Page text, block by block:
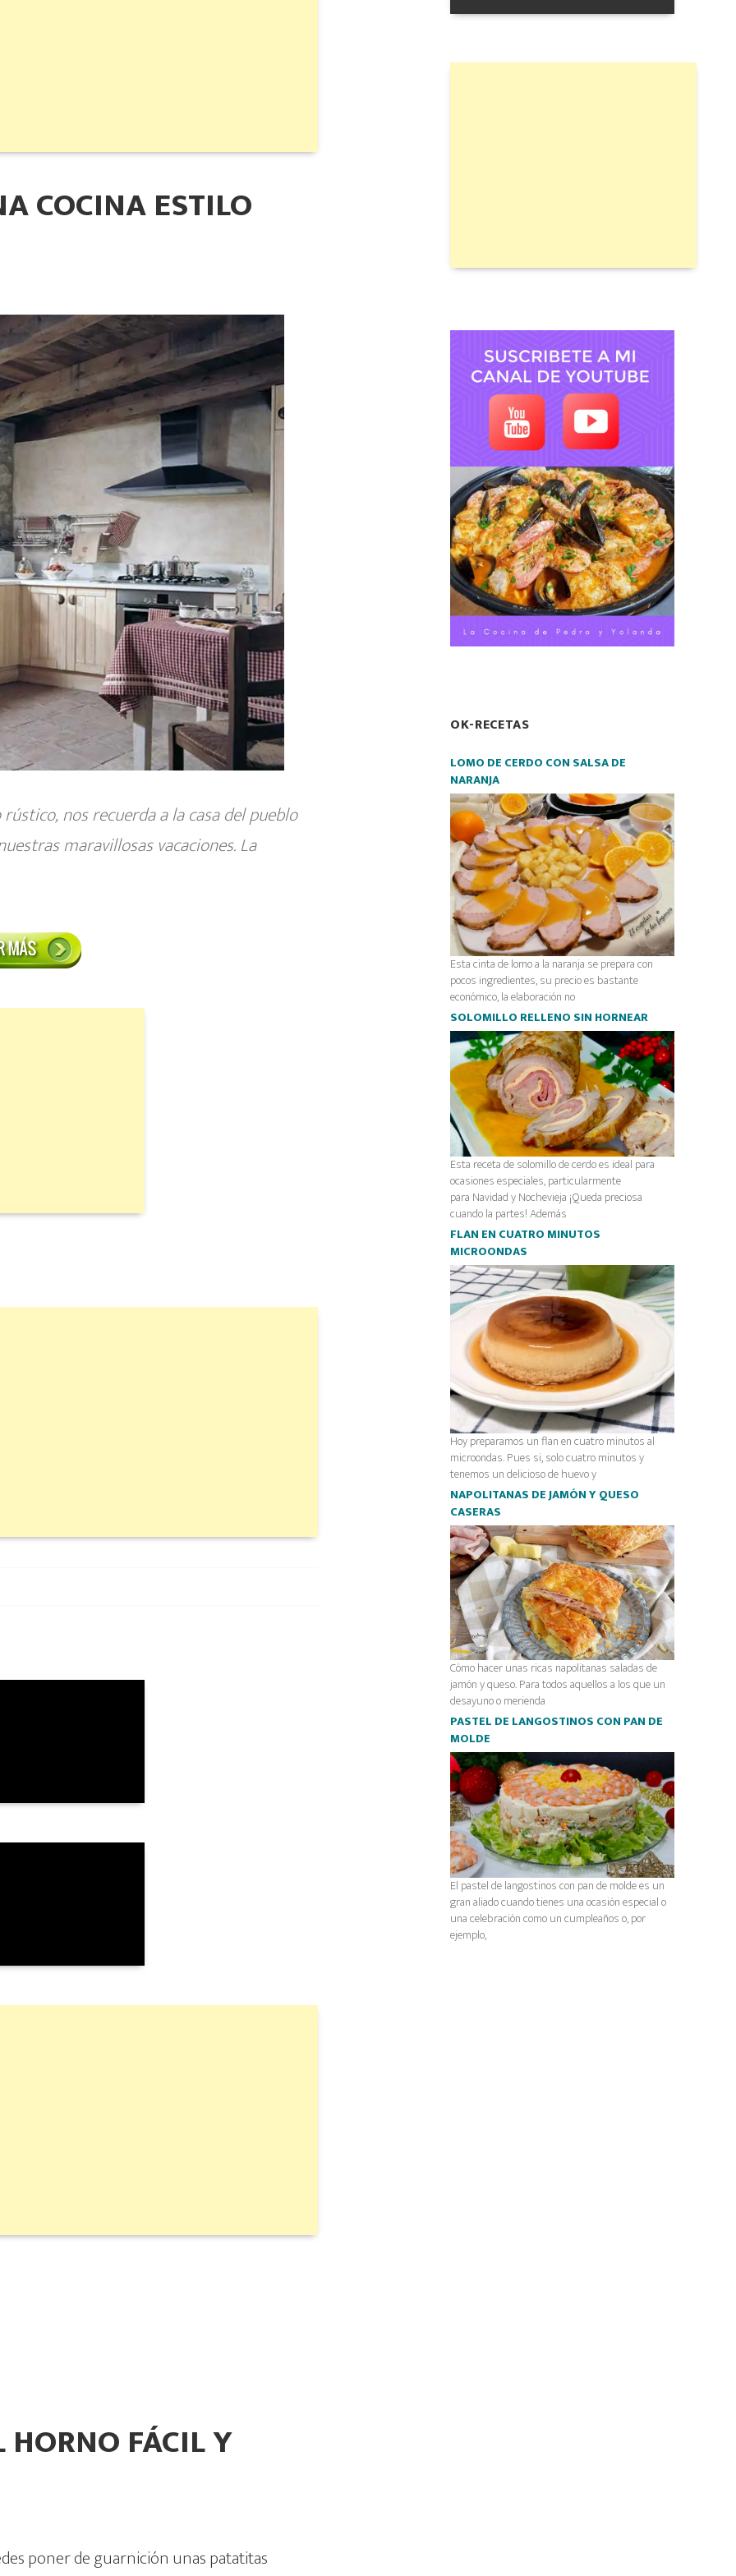
COCINA ESTILO
nos recuerda a la casa del pueblo
maravillosas vacaciones. La
FÁCIL Y
poner de guarnición unas patatitas
OK-RECETAS
LOMO DE CERDO CON SALSA DE
NARANJA
Esta cinta de lomo a la naranja se prepara con
pocos ingredientes, su precio es bastante
económico, la elaboración no
SOLOMILLO RELLENO SIN HORNEAR
Esta receta de solomillo de cerdo es ideal para
ocasiones especiales, particularmente
para Navidad y Nochevieja ¡Queda preciosa
cuando la partes! Además
FLAN EN CUATRO MINUTOS
MICROONDAS
Hoy preparamos un flan en cuatro minutos al
microondas. Pues si, solo cuatro minutos y
tenemos un delicioso de huevo y
NAPOLITANAS DE JAMÓN Y QUESO
CASERAS
Cómo hacer unas ricas napolitanas saladas de
jamón y queso. Para todos aquellos a los que un
desayuno o merienda
PASTEL DE LANGOSTINOS CON PAN DE
MOLDE
El pastel de langostinos con pan de molde es un
gran aliado cuando tienes una ocasión especial o
una celebración como un cumpleaños o, por
ejemplo,